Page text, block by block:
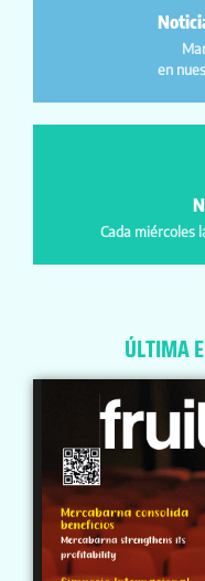
en
Cada miércoles
ÚLTIMA